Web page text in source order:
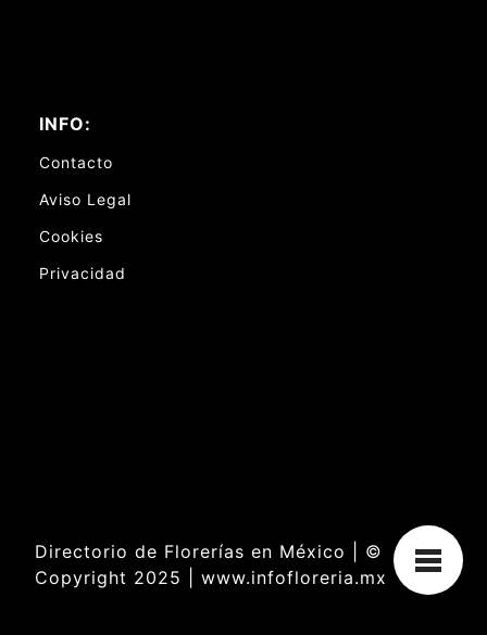
INFO:
Contacto
Aviso Legal
Cookies
Privacidad
Directorio de Florerías en México | ©
Copyright 2025 | www.infofloreria.mx